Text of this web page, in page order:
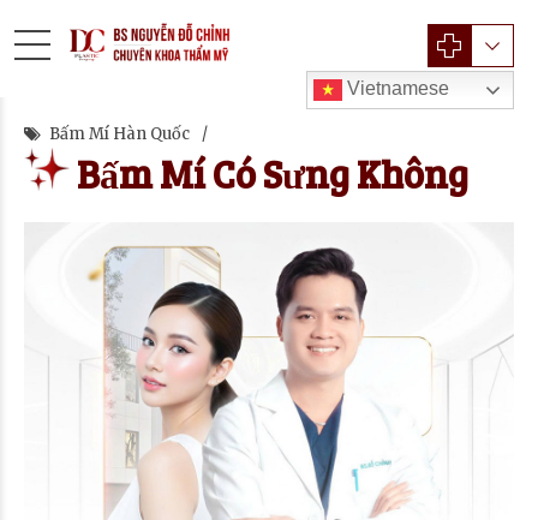
Vietnamese
Bấm Mí Hàn Quốc
Bấm Mí Có Sưng Không